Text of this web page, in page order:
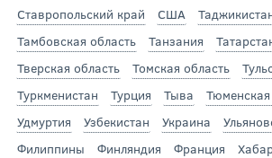
Ставропольский край
США
Тамбовская область
Танзания
Тверская область
Томская область
Туркменистан
Турция Тыва
Тюменская
Удмуртия
Узбекистан Украина
Филиппины
Финляндия Франция